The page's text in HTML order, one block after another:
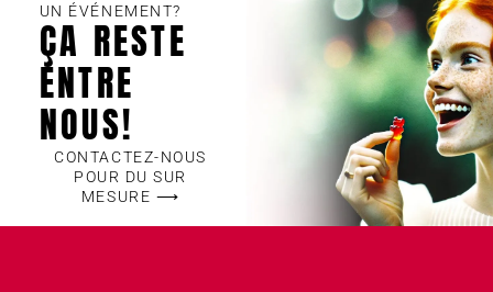
UN ÉVÉNEMENT?
ÇA RESTE
ENTRE
NOUS!
CONTACTEZ-NOUS
POUR DU SUR
MESURE ⟶